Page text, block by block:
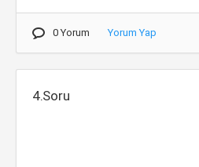
0 Yorum Yorum Yap
4.Soru